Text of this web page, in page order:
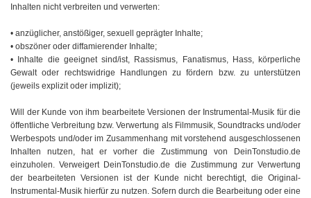
Inhalten nicht verbreiten und verwerten:
• anzüglicher, anstößiger, sexuell geprägter Inhalte;
• obszöner oder diffamierender Inhalte;
• Inhalte die geeignet sind/ist, Rassismus, Fanatismus, Hass, körperliche
Gewalt oder rechtswidrige Handlungen zu fördern bzw. zu unterstützen
(jeweils explizit oder implizit);
Will der Kunde von ihm bearbeitete Versionen der Instrumental-Musik für die
öffentliche Verbreitung bzw. Verwertung als Filmmusik, Soundtracks und/oder
Werbespots und/oder im Zusammenhang mit vorstehend ausgeschlossenen
Inhalten nutzen, hat er vorher die Zustimmung von DeinTonstudio.de
einzuholen. Verweigert DeinTonstudio.de die Zustimmung zur Verwertung
der bearbeiteten Versionen ist der Kunde nicht berechtigt, die Original-
Instrumental-Musik hierfür zu nutzen. Sofern durch die Bearbeitung oder eine